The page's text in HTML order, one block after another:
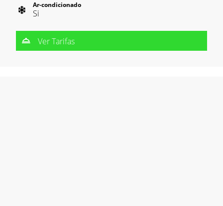
Ar-condicionado
Si
Ver Tarifas